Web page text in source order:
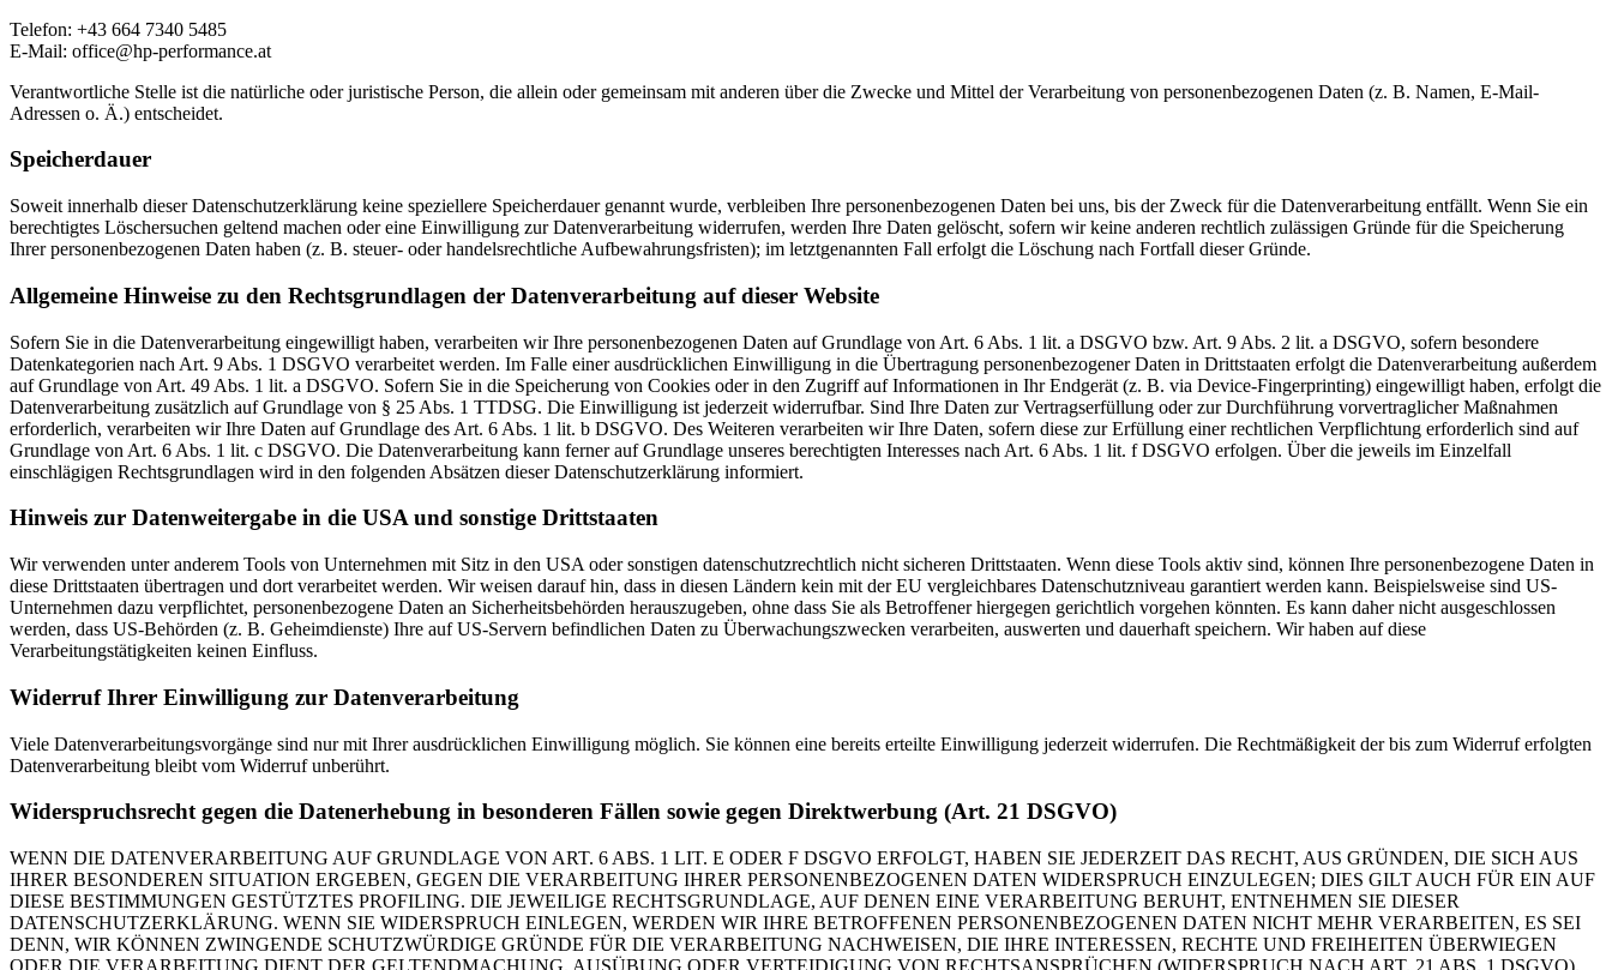
Telefon: +43 664 7340 5485
E-Mail: office@hp-performance.at
Verantwortliche Stelle ist die natürliche oder juristische Person, die allein oder gemeinsam mit anderen über die Zwecke und Mittel der Verarbeitung von personenbezogenen Daten (z. B. Namen, E-Mail-
Adressen o. Ä.) entscheidet.
Speicherdauer
Soweit innerhalb dieser Datenschutzerklärung keine speziellere Speicherdauer genannt wurde, verbleiben Ihre personenbezogenen Daten bei uns, bis der Zweck für die Datenverarbeitung entfällt. Wenn Sie ein
berechtigtes Löschersuchen geltend machen oder eine Einwilligung zur Datenverarbeitung widerrufen, werden Ihre Daten gelöscht, sofern wir keine anderen rechtlich zulässigen Gründe für die Speicherung
Ihrer personenbezogenen Daten haben (z. B. steuer- oder handelsrechtliche Aufbewahrungsfristen); im letztgenannten Fall erfolgt die Löschung nach Fortfall dieser Gründe.
Allgemeine Hinweise zu den Rechtsgrundlagen der Datenverarbeitung auf dieser Website
Sofern Sie in die Datenverarbeitung eingewilligt haben, verarbeiten wir Ihre personenbezogenen Daten auf Grundlage von Art. 6 Abs. 1 lit. a DSGVO bzw. Art. 9 Abs. 2 lit. a DSGVO, sofern besondere
Datenkategorien nach Art. 9 Abs. 1 DSGVO verarbeitet werden. Im Falle einer ausdrücklichen Einwilligung in die Übertragung personenbezogener Daten in Drittstaaten erfolgt die Datenverarbeitung außerdem
auf Grundlage von Art. 49 Abs. 1 lit. a DSGVO. Sofern Sie in die Speicherung von Cookies oder in den Zugriff auf Informationen in Ihr Endgerät (z. B. via Device-Fingerprinting) eingewilligt haben, erfolgt die
Datenverarbeitung zusätzlich auf Grundlage von § 25 Abs. 1 TTDSG. Die Einwilligung ist jederzeit widerrufbar. Sind Ihre Daten zur Vertragserfüllung oder zur Durchführung vorvertraglicher Maßnahmen
erforderlich, verarbeiten wir Ihre Daten auf Grundlage des Art. 6 Abs. 1 lit. b DSGVO. Des Weiteren verarbeiten wir Ihre Daten, sofern diese zur Erfüllung einer rechtlichen Verpflichtung erforderlich sind auf
Grundlage von Art. 6 Abs. 1 lit. c DSGVO. Die Datenverarbeitung kann ferner auf Grundlage unseres berechtigten Interesses nach Art. 6 Abs. 1 lit. f DSGVO erfolgen. Über die jeweils im Einzelfall
einschlägigen Rechtsgrundlagen wird in den folgenden Absätzen dieser Datenschutzerklärung informiert.
Hinweis zur Datenweitergabe in die USA und sonstige Drittstaaten
Wir verwenden unter anderem Tools von Unternehmen mit Sitz in den USA oder sonstigen datenschutzrechtlich nicht sicheren Drittstaaten. Wenn diese Tools aktiv sind, können Ihre personenbezogene Daten in
diese Drittstaaten übertragen und dort verarbeitet werden. Wir weisen darauf hin, dass in diesen Ländern kein mit der EU vergleichbares Datenschutzniveau garantiert werden kann. Beispielsweise sind US-
Unternehmen dazu verpflichtet, personenbezogene Daten an Sicherheitsbehörden herauszugeben, ohne dass Sie als Betroffener hiergegen gerichtlich vorgehen könnten. Es kann daher nicht ausgeschlossen
werden, dass US-Behörden (z. B. Geheimdienste) Ihre auf US-Servern befindlichen Daten zu Überwachungszwecken verarbeiten, auswerten und dauerhaft speichern. Wir haben auf diese
Verarbeitungstätigkeiten keinen Einfluss.
Widerruf Ihrer Einwilligung zur Datenverarbeitung
Viele Datenverarbeitungsvorgänge sind nur mit Ihrer ausdrücklichen Einwilligung möglich. Sie können eine bereits erteilte Einwilligung jederzeit widerrufen. Die Rechtmäßigkeit der bis zum Widerruf erfolgten
Datenverarbeitung bleibt vom Widerruf unberührt.
Widerspruchsrecht gegen die Datenerhebung in besonderen Fällen sowie gegen Direktwerbung (Art. 21 DSGVO)
WENN DIE DATENVERARBEITUNG AUF GRUNDLAGE VON ART. 6 ABS. 1 LIT. E ODER F DSGVO ERFOLGT, HABEN SIE JEDERZEIT DAS RECHT, AUS GRÜNDEN, DIE SICH AUS
IHRER BESONDEREN SITUATION ERGEBEN, GEGEN DIE VERARBEITUNG IHRER PERSONENBEZOGENEN DATEN WIDERSPRUCH EINZULEGEN; DIES GILT AUCH FÜR EIN AUF
DIESE BESTIMMUNGEN GESTÜTZTES PROFILING. DIE JEWEILIGE RECHTSGRUNDLAGE, AUF DENEN EINE VERARBEITUNG BERUHT, ENTNEHMEN SIE DIESER
DATENSCHUTZERKLÄRUNG. WENN SIE WIDERSPRUCH EINLEGEN, WERDEN WIR IHRE BETROFFENEN PERSONENBEZOGENEN DATEN NICHT MEHR VERARBEITEN, ES SEI
DENN, WIR KÖNNEN ZWINGENDE SCHUTZWÜRDIGE GRÜNDE FÜR DIE VERARBEITUNG NACHWEISEN, DIE IHRE INTERESSEN, RECHTE UND FREIHEITEN ÜBERWIEGEN
ODER DIE VERARBEITUNG DIENT DER GELTENDMACHUNG, AUSÜBUNG ODER VERTEIDIGUNG VON RECHTSANSPRÜCHEN (WIDERSPRUCH NACH ART. 21 ABS. 1 DSGVO).